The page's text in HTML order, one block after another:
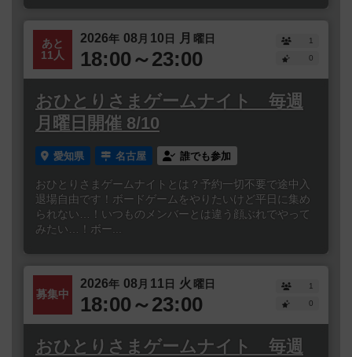
あと
11人
2026年 08 月 10日 月 曜日
18:00～23:00
1
0
おひとりさまゲームナイト 毎週
月曜日開催 8/10
愛知県 名古屋 誰でも参加
おひとりさまゲームナイトとは？予約一切不要で途中入
退場自由です！ボードゲームをやりたいけど平日に集め
られない…！いつものメンバーとは違う顔ぶれでやって
みたい…！ボー...
募集中
2026年 08 月 11日 火 曜日
18:00～23:00
1
0
おひとりさまゲームナイト 毎週